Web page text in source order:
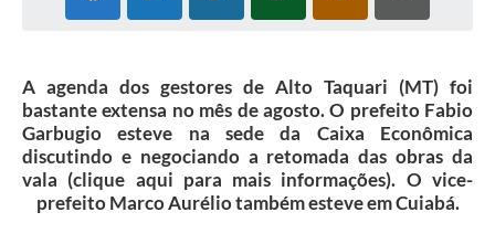
A agenda dos gestores de Alto Taquari (MT) foi
bastante extensa no mês de agosto. O prefeito Fabio
Garbugio esteve na sede da Caixa Econômica
discutindo e negociando a retomada das obras da
vala (clique aqui para mais informações). O vice-
prefeito Marco Aurélio também esteve em Cuiabá.